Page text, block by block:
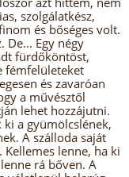
szolgálatkész,
és bőséges volt.
De... Egy négy
fürdőköntöst,
fémfelületeket
és zavaróan
a művésztől
lehet hozzájutni.
a gyümölcslének,
A szálloda saját
Kellemes lenne, ha ki
rá bőven. A